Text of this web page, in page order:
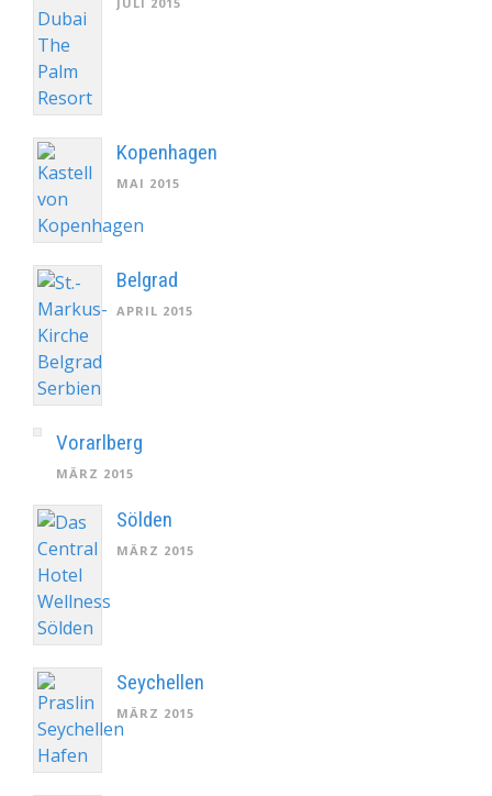
Kopenhagen
MAI 2015
Belgrad
APRIL 2015
Vorarlberg
MÄRZ 2015
Sölden
MÄRZ 2015
Seychellen
MÄRZ 2015